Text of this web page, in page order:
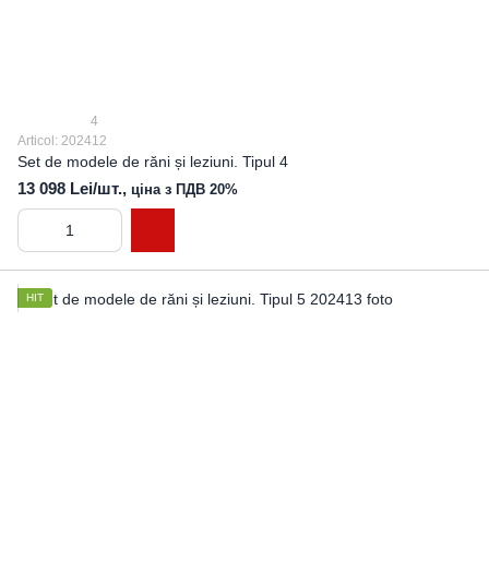
4
Articol: 202412
Set de modele de răni și leziuni. Tipul 4
13 098 Lei/шт., ціна з ПДВ 20%
HIT